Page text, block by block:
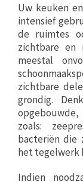
Uw keuken
intensief
de ruimtes
zichtbare en
meestal
zichtbare
grondig.
zoals:
bacteriën die
het tegelwerk
Indien